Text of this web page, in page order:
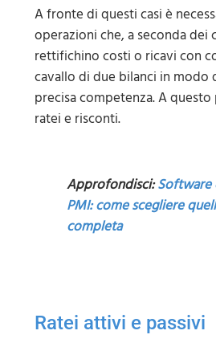
A fronte di questi casi è
operazioni che, a seconda dei
rettifichino costi o ricavi con
cavallo di due bilanci in modo
precisa competenza. A
ratei e risconti.
Approfondisci:
PMI: come scegliere
completa
Ratei attivi e passivi